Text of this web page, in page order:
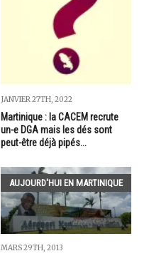
JANVIER 27TH, 2022
Martinique : la CACEM recrute
un-e DGA mais les dés sont
peut-être déjà pipés...
AUJOURD'HUI EN MARTINIQUE
MARS 29TH, 2013